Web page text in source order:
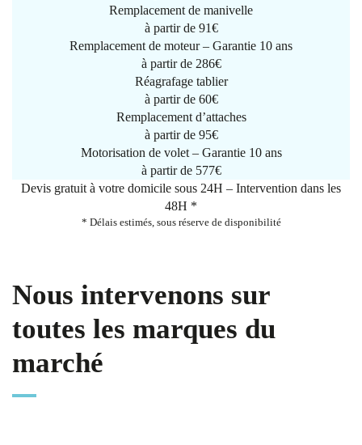
Remplacement de manivelle
à partir de 91€
Remplacement de moteur – Garantie 10 ans
à partir de 286€
Réagrafage tablier
à partir de 60€
Remplacement d’attaches
à partir de 95€
Motorisation de volet – Garantie 10 ans
à partir de 577€
Devis gratuit à votre domicile sous 24H – Intervention dans les
48H *
* Délais estimés, sous réserve de disponibilité
Nous intervenons sur
toutes les marques du
marché